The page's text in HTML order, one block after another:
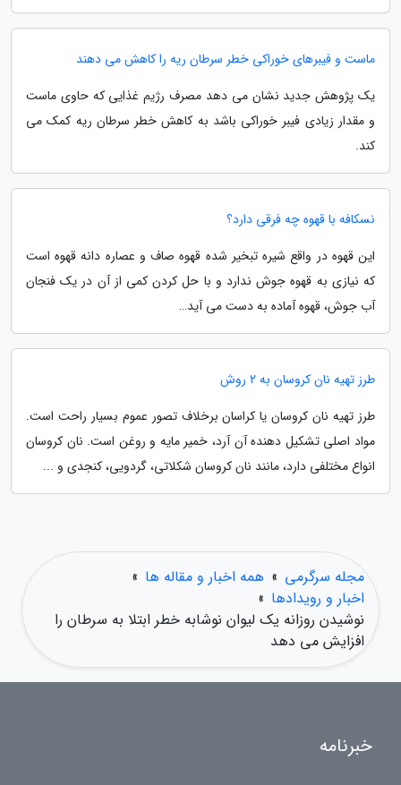
ماست و فیبرهای خوراکی خطر سرطان ریه را کاهش می دهند
یک پژوهش جدید نشان می دهد مصرف رژیم غذایی که حاوی ماست
و مقدار زیادی فیبر خوراکی باشد به کاهش خطر سرطان ریه کمک می
کند.
نسکافه با قهوه چه فرقی دارد؟
این قهوه در واقع شیره تبخیر شده قهوه صاف و عصاره دانه قهوه است
که نیازی به قهوه جوش ندارد و با حل کردن کمی از آن در یک فنجان
آب جوش، قهوه آماده به دست می آید…
طرز تهیه نان کروسان به 2 روش
طرز تهیه نان کروسان یا کراسان برخلاف تصور عموم بسیار راحت است.
مواد اصلی تشکیل دهنده آن آرد، خمیر مایه و روغن است. نان کروسان
انواع مختلفی دارد، مانند نان کروسان شکلاتی، گردویی، کنجدی و ...
مجله سرگرمی » همه اخبار و مقاله ها »
اخبار و رویدادها »
نوشیدن روزانه یک لیوان نوشابه خطر ابتلا به سرطان را
افزایش می دهد
خبرنامه